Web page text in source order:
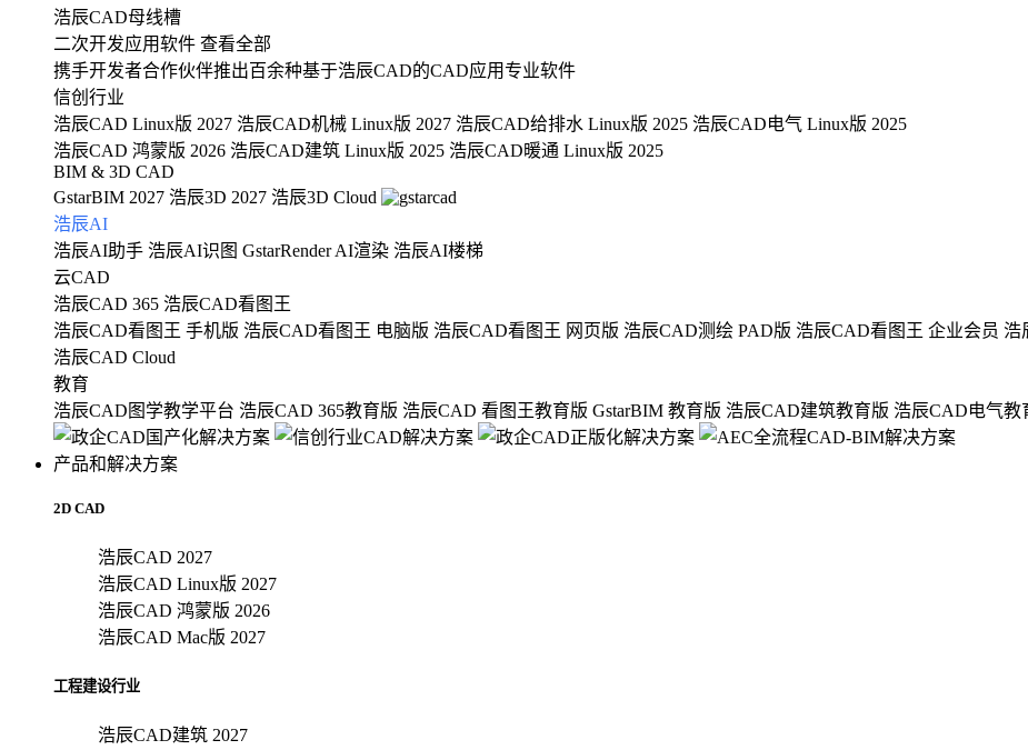
浩辰CAD母线槽
二次开发应用软件 查看全部
携手开发者合作伙伴推出百余种基于浩辰CAD的CAD应用专业软件
信创行业
浩辰CAD Linux版 2027 浩辰CAD机械 Linux版 2027 浩辰CAD给排水 Linux版 2025 浩辰CAD电气 Linux版 2025
浩辰CAD 鸿蒙版 2026 浩辰CAD建筑 Linux版 2025 浩辰CAD暖通 Linux版 2025
BIM & 3D CAD
GstarBIM 2027 浩辰3D 2027 浩辰3D Cloud
浩辰AI
浩辰AI助手 浩辰AI识图 GstarRender AI渲染 浩辰AI楼梯
云CAD
浩辰CAD 365 浩辰CAD看图王
浩辰CAD看图王 手机版 浩辰CAD看图王 电脑版 浩辰CAD看图王 网页版 浩辰CAD测绘 PAD版 浩辰CAD看图王 企业会员 浩
浩辰CAD Cloud
教育
浩辰CAD图学教学平台 浩辰CAD 365教育版 浩辰CAD 看图王教育版 GstarBIM 教育版 浩辰CAD建筑教育版 浩辰CAD电气教
产品和解决方案
2D CAD
浩辰CAD 2027
浩辰CAD Linux版 2027
浩辰CAD 鸿蒙版 2026
浩辰CAD Mac版 2027
工程建设行业
浩辰CAD建筑 2027